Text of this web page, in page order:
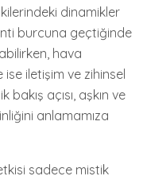
dinamikler
burcuna geçtiğinde
hava
iletişim ve zihinsel
açısı, aşkın ve
anlamamıza
sadece mistik